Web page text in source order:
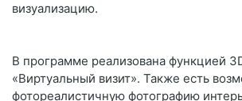
визуализацию.
В программе реализована функцией
«Виртуальный визит». Также есть
фотореалистичную фотографию